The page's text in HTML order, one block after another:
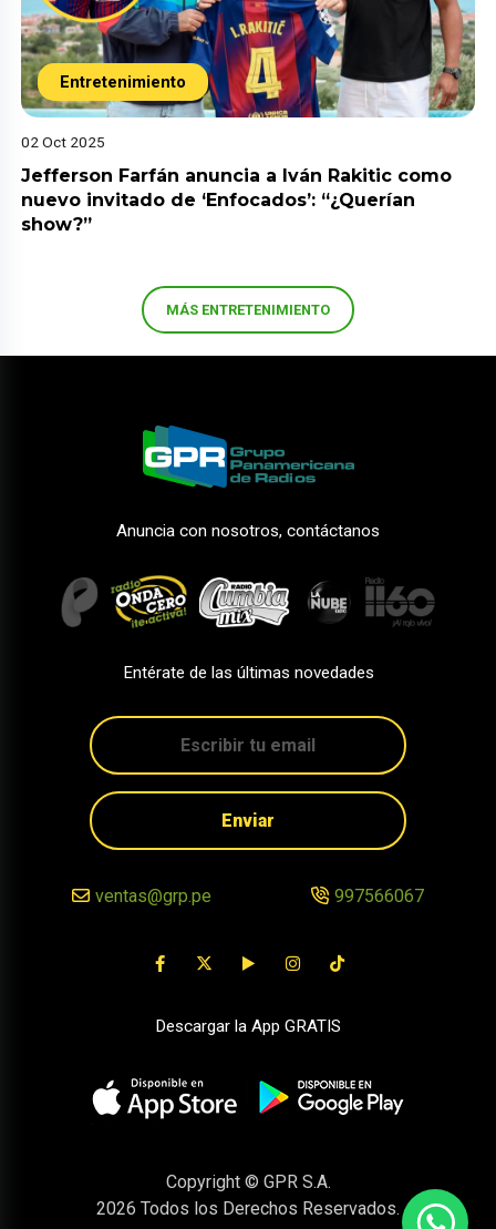
Entretenimiento
02 Oct 2025
Jefferson Farfán anuncia a Iván Rakitic como
nuevo invitado de ‘Enfocados’: “¿Querían
show?”
MÁS ENTRETENIMIENTO
Anuncia con nosotros, contáctanos
Entérate de las últimas novedades
Enviar
ventas@grp.pe 997566067
Descargar la App GRATIS
Copyright © GPR S.A.
2026 Todos los Derechos Reservados.